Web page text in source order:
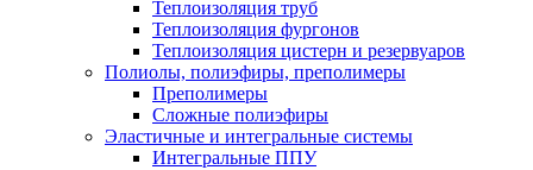
Теплоизоляция труб
Теплоизоляция фургонов
Теплоизоляция цистерн и резервуаров
Полиолы, полиэфиры, преполимеры
Преполимеры
Сложные полиэфиры
Эластичные и интегральные системы
Интегральные ППУ